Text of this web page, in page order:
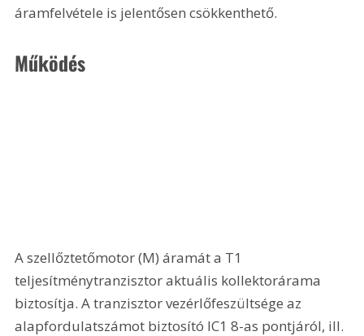
áramfelvétele is jelentősen csökkenthető.
Működés
A szellőztetőmotor (M) áramát a T1
teljesítménytranzisztor aktuális kollektorárama
biztosítja. A tranzisztor vezérlőfeszültsége az
alapfordulatszámot biztosító IC1 8-as pontjáról, ill.